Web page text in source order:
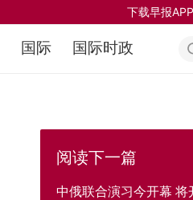
下载早报APP
国际 国际时政
阅读下一篇
中俄联合演习今开幕 将